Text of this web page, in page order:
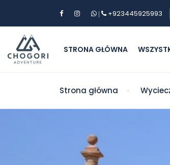
| +923445925993
STRONA GŁÓWNA
Strona główna